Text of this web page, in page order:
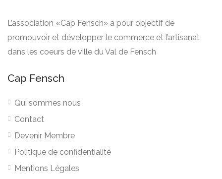
L’association «Cap Fensch» a pour objectif de
promouvoir et développer le commerce et l’artisanat
dans les coeurs de ville du Val de Fensch
Cap Fensch
Qui sommes nous
Contact
Devenir Membre
Politique de confidentialité
Mentions Légales